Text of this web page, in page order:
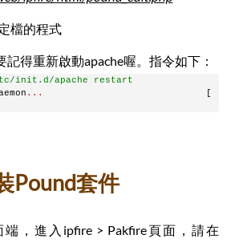
檔的程式
得重新啟動apache喔。指令如下：
init.d/apache restart
. . .
                             [
Pound套件
，進入ipfire > Pakfire頁面，請在